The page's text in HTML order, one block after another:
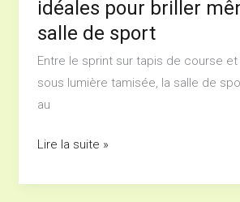
idéales pour briller
salle de sport
Entre le sprint sur tapis de course
sous lumière tamisée, la salle de
au
la
salle
de
sport
Lire la suite »